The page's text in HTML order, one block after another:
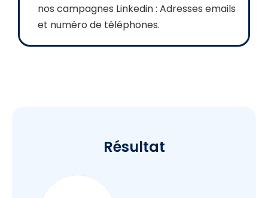
nos campagnes Linkedin : Adresses emails
et numéro de téléphones.
Résultat